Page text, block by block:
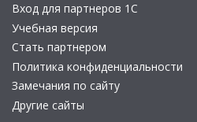
Вход для партнеров 1С
Учебная версия
Стать партнером
Политика конфиденциальности
Замечания по сайту
Другие сайты